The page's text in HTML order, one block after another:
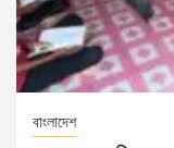
বাংলাদেশ